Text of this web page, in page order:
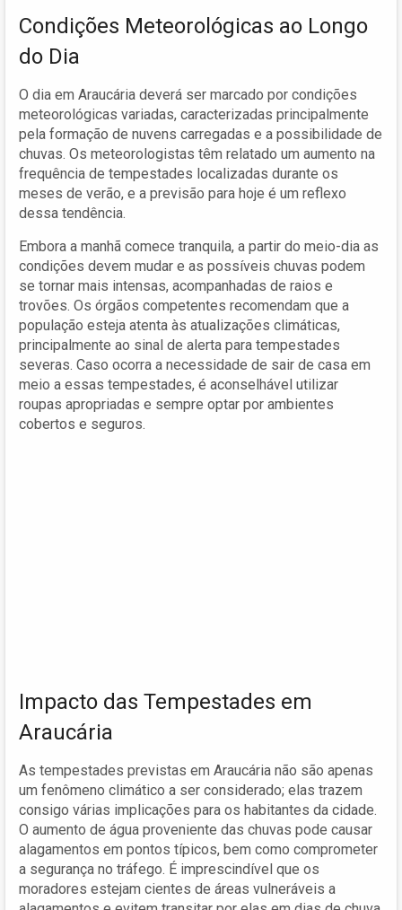
Condições Meteorológicas ao Longo
do Dia
O dia em Araucária deverá ser marcado por condições
meteorológicas variadas, caracterizadas principalmente
pela formação de nuvens carregadas e a possibilidade de
chuvas. Os meteorologistas têm relatado um aumento na
frequência de tempestades localizadas durante os
meses de verão, e a previsão para hoje é um reflexo
dessa tendência.
Embora a manhã comece tranquila, a partir do meio-dia as
condições devem mudar e as possíveis chuvas podem
se tornar mais intensas, acompanhadas de raios e
trovões. Os órgãos competentes recomendam que a
população esteja atenta às atualizações climáticas,
principalmente ao sinal de alerta para tempestades
severas. Caso ocorra a necessidade de sair de casa em
meio a essas tempestades, é aconselhável utilizar
roupas apropriadas e sempre optar por ambientes
cobertos e seguros.
Impacto das Tempestades em
Araucária
As tempestades previstas em Araucária não são apenas
um fenômeno climático a ser considerado; elas trazem
consigo várias implicações para os habitantes da cidade.
O aumento de água proveniente das chuvas pode causar
alagamentos em pontos típicos, bem como comprometer
a segurança no tráfego. É imprescindível que os
moradores estejam cientes de áreas vulneráveis a